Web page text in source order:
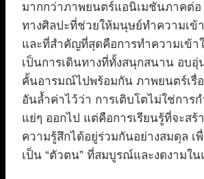
มากกว่าภาพยนตร์แอนิเมชันภาคต่อ
ทางศิลปะที่ช่วยให้มนุษย์ทำความเข้
และที่สำคัญที่สุดคือการทำความเข้าใ
เป็นการเดินทางที่ทั้งสนุกสนาน อบอุ่
คั้นอารมณ์ไปพร้อมกัน ภาพยนตร์เรื่
อันล้ำค่าไว้ว่า การเติบโตไม่ใช่การ
แย่ๆ ออกไป แต่คือการเรียนรู้ที่จะสร้
ความรู้สึกได้อยู่ร่วมกันอย่างสมดุล เ
เป็น “ตัวตน” ที่สมบูรณ์และงดงามใน